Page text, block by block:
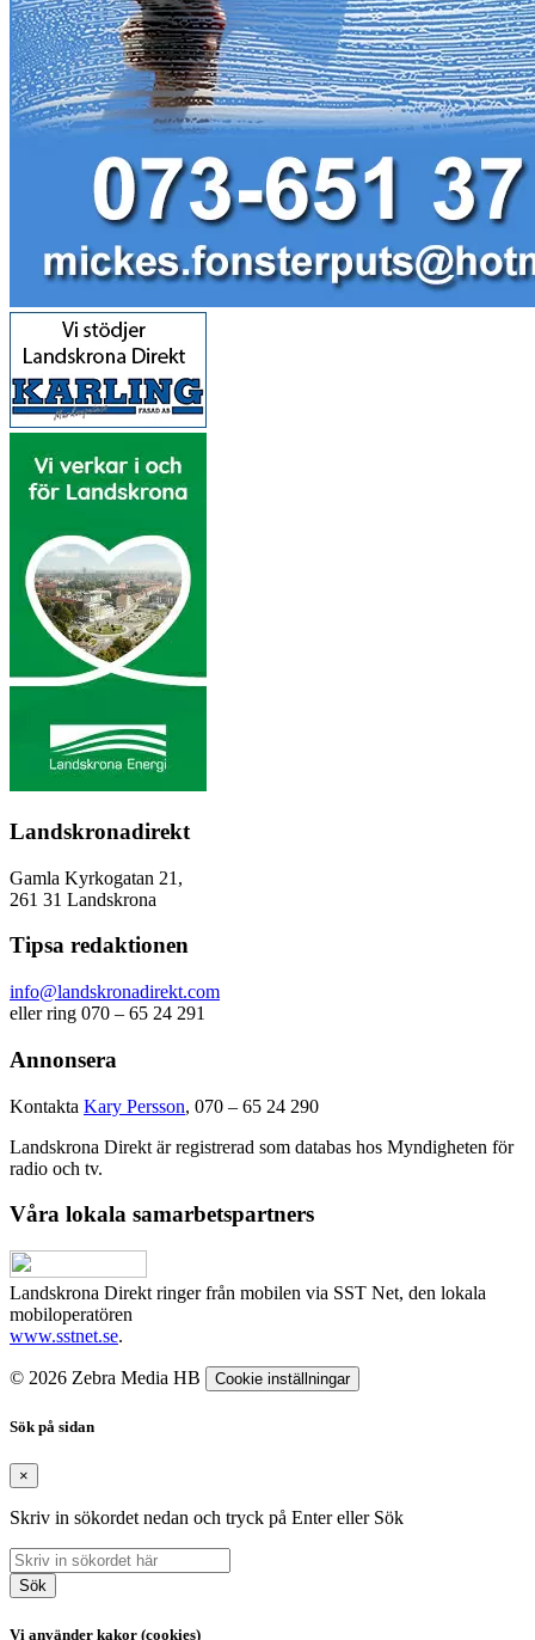
Landskronadirekt
Gamla Kyrkogatan 21,
261 31 Landskrona
Tipsa redaktionen
info@landskronadirekt.com
eller ring 070 – 65 24 291
Annonsera
Kontakta Kary Persson, 070 – 65 24 290
Landskrona Direkt är registrerad som databas hos Myndigheten för
radio och tv.
Våra lokala samarbetspartners
Landskrona Direkt ringer från mobilen via SST Net, den lokala
mobiloperatören
www.sstnet.se.
© 2026 Zebra Media HB Cookie inställningar
Sök på sidan
×
Skriv in sökordet nedan och tryck på Enter eller Sök
Sök
Vi använder kakor (cookies)